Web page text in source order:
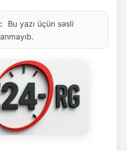
Bu yazı üçün səsli